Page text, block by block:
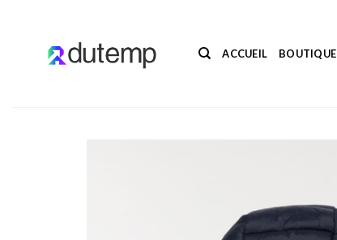
ACCUEIL BOUTIQUE